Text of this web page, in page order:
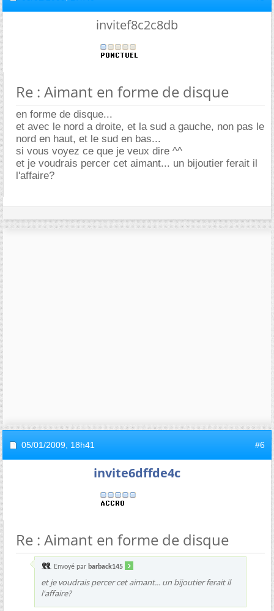
invitef8c2c8db
Re : Aimant en forme de disque
en forme de disque...
et avec le nord a droite, et la sud a gauche, non pas le
nord en haut, et le sud en bas...
si vous voyez ce que je veux dire ^^
et je voudrais percer cet aimant... un bijoutier ferait il
l'affaire?
05/01/2009, 18h41 #6
invite6dffde4c
Re : Aimant en forme de disque
Envoyé par barback145
et je voudrais percer cet aimant... un bijoutier ferait il
l'affaire?